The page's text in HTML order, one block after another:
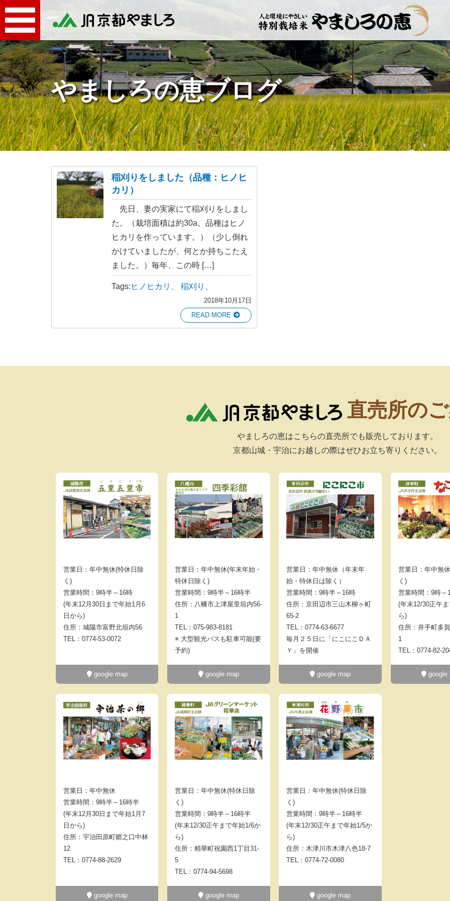
やましろの恵ブログ
稲刈りをしました（品種：ヒノヒ
カリ）
先日、妻の実家にて稲刈りをしまし
た。（栽培面積は約30a。品種はヒノ
ヒカリを作っています。）（少し倒れ
かけていましたが、何とか持ちこたえ
ました。）毎年、この時 […]
Tags: ヒノヒカリ、 稲刈り、
2018年10月17日
READ MORE
直売所の
やましろの恵はこちらの直売所でも販売しております。
京都山城・宇治にお越しの際はぜひお立ち寄りください。
営業日：年中無休(特休日除
く)
営業時間：9時半～16時
(年末12月30日まで年始1月6
日から)
住所：城陽市富野北垣内56
TEL：0774-53-0072
google map
営業日：年中無休(年末年始・
特休日除く)
営業時間：9時半～16時半
住所：八幡市上津屋里垣内56-
1
TEL：075-983-8181
※ 大型観光バスも駐車可能(要
予約)
google map
営業日：年中無休（年末年
始・特休日は除く）
営業時間：9時半～16時
住所：京田辺市三山木柳ヶ町
65-2
TEL：0774-63-6677
毎月２５日に「にこにこＤＡ
Ｙ」を開催
google map
営業日：年中無
く)
営業時間：9時～
(年末12/30正午
ら)
住所：井手町多
1
TEL：0774-82-
google
営業日：年中無休
営業時間：9時半～16時半
(年末12月30日まで年始1月7
日から)
住所：宇治田原町郷之口中林
12
TEL：0774-88-2629
google map
営業日：年中無休(特休日除
く)
営業時間：9時半～16時半
(年末12/30正午まで年始1/6か
ら)
住所：精華町祝園西1丁目31-
5
TEL：0774-94-5698
google map
営業日：年中無休(特休日除
く)
営業時間：9時半～16時半
(年末12/30正午まで年始1/5か
ら)
住所：木津川市木津八色18-7
TEL：0774-72-0080
google map